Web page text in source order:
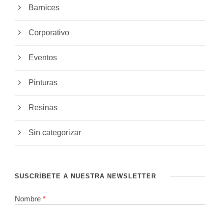
Barnices
Corporativo
Eventos
Pinturas
Resinas
Sin categorizar
SUSCRÍBETE A NUESTRA NEWSLETTER
Nombre *